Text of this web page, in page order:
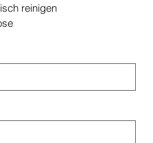
reinigen